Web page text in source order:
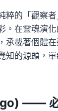
粹的「觀察
。在靈魂演化
承載著個體
知的源頭，
——